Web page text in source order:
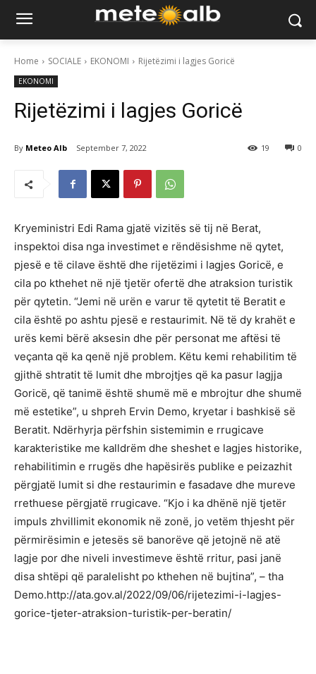
Home SOCIALE EKONOMI Rijetëzimi i lagjes Goricë
EKONOMI
Rijetëzimi i lagjes Goricë
By Meteo Alb September 7, 2022 0
19
Kryeministri Edi Rama gjatë vizitës së tij në Berat,
inspektoi disa nga investimet e rëndësishme në qytet,
pjesë e të cilave është dhe rijetëzimi i lagjes Goricë, e
cila po kthehet në një tjetër ofertë dhe atraksion turistik
për qytetin. “Jemi në urën e varur të qytetit të Beratit e
cila është po ashtu pjesë e restaurimit. Në të dy krahët e
urës kemi bërë aksesin dhe për personat me aftësi të
veçanta që ka qenë një problem. Këtu kemi rehabilitim të
gjithë shtratit të lumit dhe mbrojtjes që ka pasur lagjja
Goricë, që tanimë është shumë më e mbrojtur dhe shumë
më estetike”, u shpreh Ervin Demo, kryetar i bashkisë së
Beratit. Ndërhyrja përfshin sistemimin e rrugicave
karakteristike me kalldrëm dhe sheshet e lagjes historike,
rehabilitimin e rrugës dhe hapësirës publike e peizazhit
përgjatë lumit si dhe restaurimin e fasadave dhe mureve
rrethuese përgjatë rrugicave. “Kjo i ka dhënë një tjetër
impuls zhvillimit ekonomik në zonë, jo vetëm thjesht për
përmirësimin e jetesës së banorëve që jetojnë në atë
lagje por dhe niveli investimeve është rritur, pasi janë
disa shtëpi që paralelisht po kthehen në bujtina”, – tha
Demo.http://ata.gov.al/2022/09/06/rijetezimi-i-lagjes-
gorice-tjeter-atraksion-turistik-per-beratin/